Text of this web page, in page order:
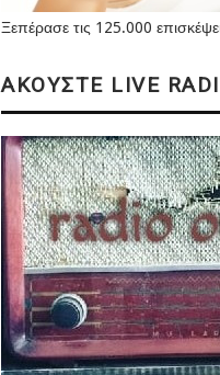
Ξεπέρασε τις 125.000
ΑΚΟΥΣΤΕ LIVE